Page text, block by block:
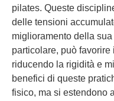
pilates. Queste
delle tensioni
miglioramento della
particolare, può
riducendo la rigidità e
benefici di queste
fisico, ma si estendono